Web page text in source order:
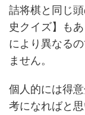
詰将棋と同じ
史クイズ】も
により異なる
ません。
個人的には得
考になればと